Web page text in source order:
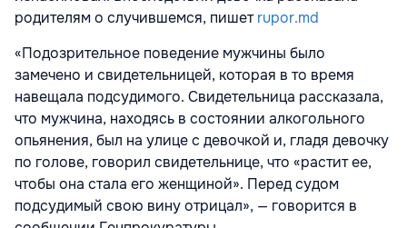
родителям о случившемся, пишетrupor.md
«Подозрительное поведение мужчины было
замечено и свидетельницей, которая в то время
навещала подсудимого. Свидетельница рассказала,
что мужчина, находясь в состоянии алкогольного
опьянения, был на улице с девочкой и, гладя девочку
по голове, говорил свидетельнице, что «растит ее,
чтобы она стала его женщиной». Перед судом
подсудимый свою вину отрицал», — говорится в